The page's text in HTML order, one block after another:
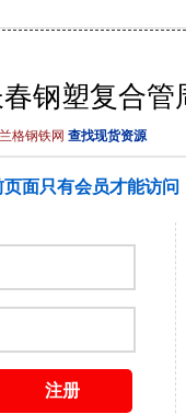
春钢塑复合
格钢铁网 查找现货资源